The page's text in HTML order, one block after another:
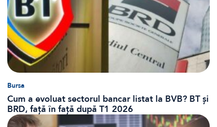
Bursa
Cum a evoluat sectorul bancar listat la BVB? BT și
BRD, față în față după T1 2026